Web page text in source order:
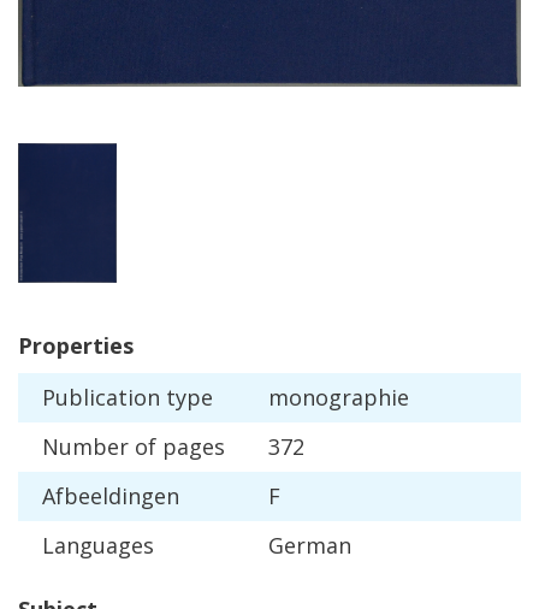
Properties
Publication type
monographie
Number of pages
372
Afbeeldingen
F
Languages
German